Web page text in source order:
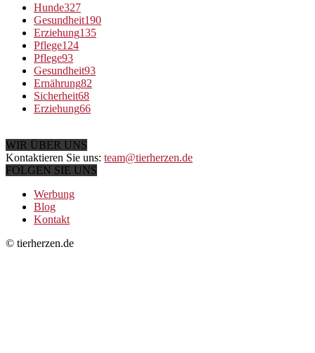
Hunde327
Gesundheit190
Erziehung135
Pflege124
Pflege93
Gesundheit93
Ernährung82
Sicherheit68
Erziehung66
WIR ÜBER UNS
Kontaktieren Sie uns: team@tierherzen.de
FOLGEN SIE UNS
Werbung
Blog
Kontakt
© tierherzen.de